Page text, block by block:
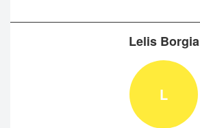
Lelis Borgia
L